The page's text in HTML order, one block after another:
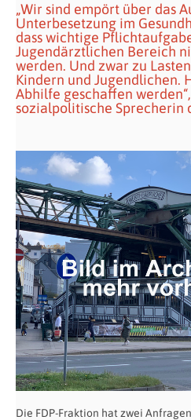
„Wir sind empört über das
Unterbesetzung im
dass wichtige
Jugendärztlichen Bereich
werden. Und zwar zu
Kindern und Jugendlichen.
Abhilfe geschaffen
sozialpolitische Sprecherin
Die FDP-Fraktion hat zwei